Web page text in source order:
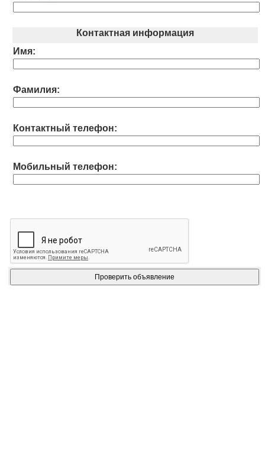
Контактная информация
Имя:
Фамилия:
Контактный телефон:
Мобильный телефон: